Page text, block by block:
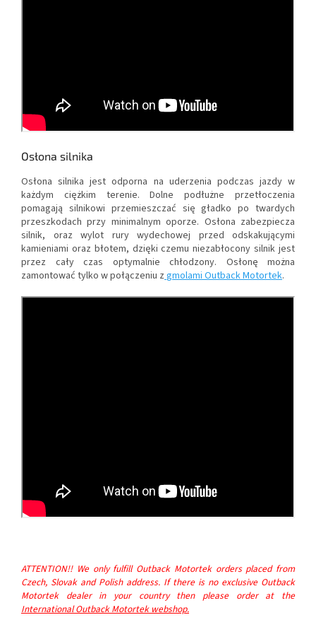
Osłona silnika
Osłona silnika jest odporna na uderzenia podczas jazdy w
każdym ciężkim terenie. Dolne podłużne przetłoczenia
pomagają silnikowi przemieszczać się gładko po twardych
przeszkodach przy minimalnym oporze. Osłona zabezpiecza
silnik, oraz wylot rury wydechowej przed odskakującymi
kamieniami oraz błotem, dzięki czemu niezabłocony silnik jest
przez cały czas optymalnie chłodzony. Osłonę można
zamontować tylko w połączeniu z gmolami Outback Motortek.
ATTENTION!! We only fulfill Outback Motortek orders placed from
Czech, Slovak and Polish address. If there is no exclusive Outback
Motortek dealer in your country then please order at the
International Outback Motortek webshop.